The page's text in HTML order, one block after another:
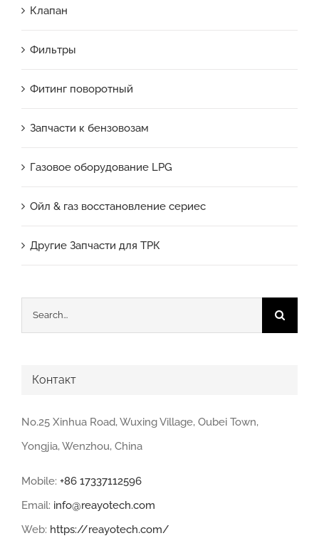
Клапан
Фильтры
Фитинг поворотный
Запчасти к бензовозам
Газовое оборудование LPG
Ойл & газ восстановление сериес
Другие Запчасти для ТРК
for:
Контакт
No.25 Xinhua Road, Wuxing Village, Oubei Town,
Yongjia, Wenzhou, China
Mobile: +86 17337112596
Email: info@reayotech.com
Web: https://reayotech.com/